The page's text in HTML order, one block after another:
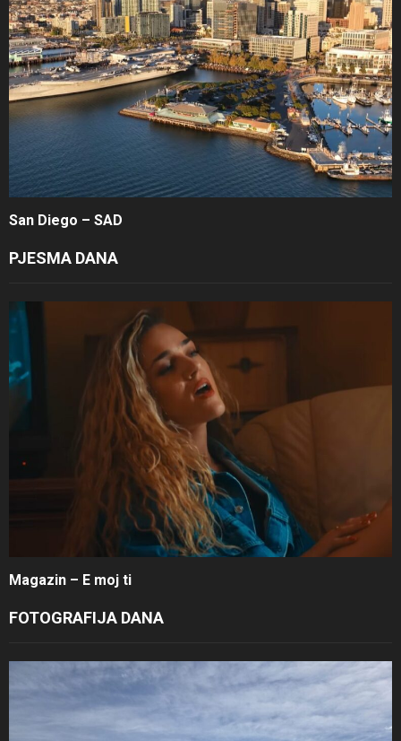
San Diego – SAD
PJESMA DANA
Magazin – E moj ti
FOTOGRAFIJA DANA